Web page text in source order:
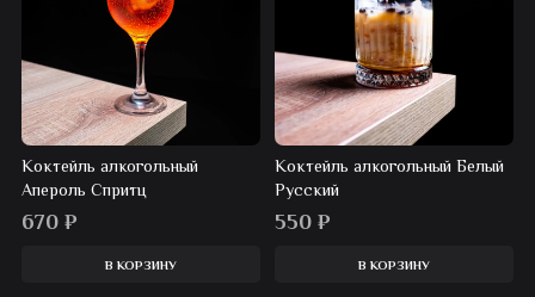
Коктейль алкогольный
Апероль Спритц
670 ₽
В КОРЗИНУ
Коктейль алкогольный Белый
Русский
550₽
В КОРЗИНУ